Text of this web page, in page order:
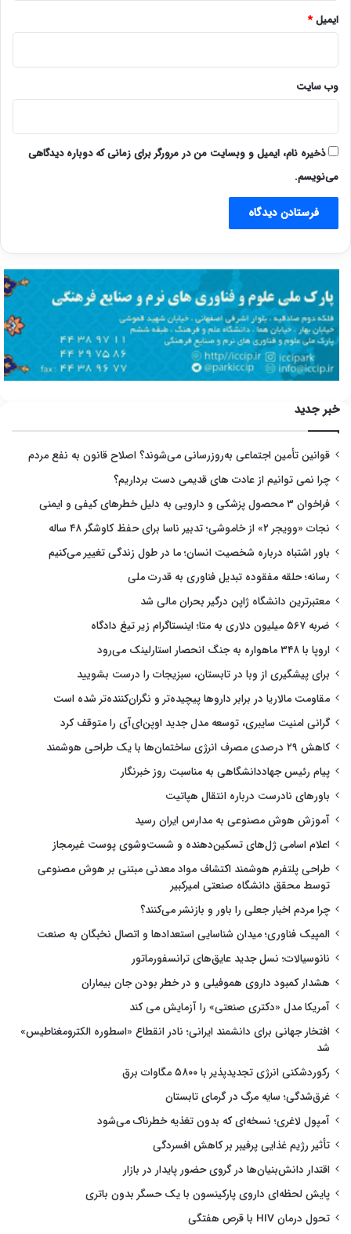
ایمیل*
وب‌ سایت
ذخیره نام، ایمیل و وبسایت من در مرورگر برای زمانی که دوباره دیدگاهی
می‌نویسم.
خبر جدید
قوانین تأمین اجتماعی به‌روزرسانی می‌شوند؟ اصلاح قانون به نفع مردم
چرا نمی توانیم از عادت های قدیمی دست برداریم؟
فراخوان ۳ محصول پزشکی و دارویی به دلیل خطرهای کیفی و ایمنی
نجات «وویجر ۲» از خاموشی؛ تدبیر ناسا برای حفظ کاوشگر ۴۸ ساله
باور اشتباه درباره شخصیت انسان؛ ما در طول زندگی تغییر می‌کنیم
رسانه؛ حلقه مفقوده تبدیل فناوری به قدرت ملی
معتبرترین دانشگاه ژاپن درگیر بحران مالی شد
ضربه ۵۶۷ میلیون دلاری به متا؛ اینستاگرام زیر تیغ دادگاه
اروپا با ۳۴۸ ماهواره به جنگ انحصار استارلینک می‌رود
برای پیشگیری از وبا در تابستان، سبزیجات را درست بشویید
مقاومت مالاریا در برابر داروها پیچیده‌تر و نگران‌کننده‌تر شده است
گرانی امنیت سایبری، توسعه مدل جدید اوپن‌ای‌آی را متوقف کرد
کاهش ۲۹ درصدی مصرف انرژی ساختمان‌ها با یک طراحی هوشمند
پیام رئیس جهاددانشگاهی به مناسبت روز خبرنگار
باورهای نادرست درباره انتقال هپاتیت
آموزش هوش مصنوعی به مدارس ایران رسید
اعلام اسامی ژل‌های تسکین‌دهنده و شست‌وشوی پوست غیرمجاز
طراحی پلتفرم هوشمند اکتشاف مواد معدنی مبتنی بر هوش مصنوعی
توسط محقق دانشگاه صنعتی امیرکبیر
چرا مردم اخبار جعلی را باور و بازنشر می‌کنند؟
المپیک فناوری؛ میدان شناسایی استعدادها و اتصال نخبگان به صنعت
نانوسیالات؛ نسل جدید عایق‌های ترانسفورماتور
هشدار کمبود داروی هموفیلی و در خطر بودن جان بیماران
آمریکا مدل «دکتری صنعتی» را آزمایش می کند
افتخار جهانی برای دانشمند ایرانی؛ نادر انقطاع «اسطوره الکترومغناطیس»
شد
رکوردشکنی انرژی تجدیدپذیر با ۵۸۰۰ مگاوات برق
غرق‌شدگی؛ سایه مرگ در گرمای تابستان
آمپول لاغری؛ نسخه‌ای که بدون تغذیه خطرناک می‌شود
تأثیر رژیم غذایی پرفیبر بر کاهش افسردگی
اقتدار دانش‌بنیان‌ها در گروی حضور پایدار در بازار
پایش لحظه‌ای داروی پارکینسون با یک حسگر بدون باتری
تحول درمان HIV با قرص هفتگی